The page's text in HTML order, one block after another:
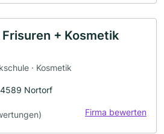
Frisuren + Kosmetik
· Kosmetik
Nortorf
Firma bewerten